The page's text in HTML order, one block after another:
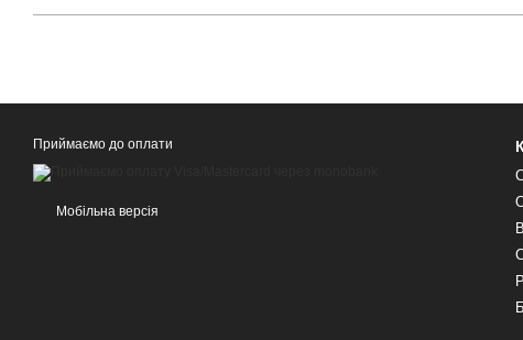
Приймаємо до оплати
Мобільна версія